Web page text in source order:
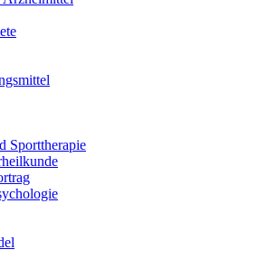
Sporttherapie